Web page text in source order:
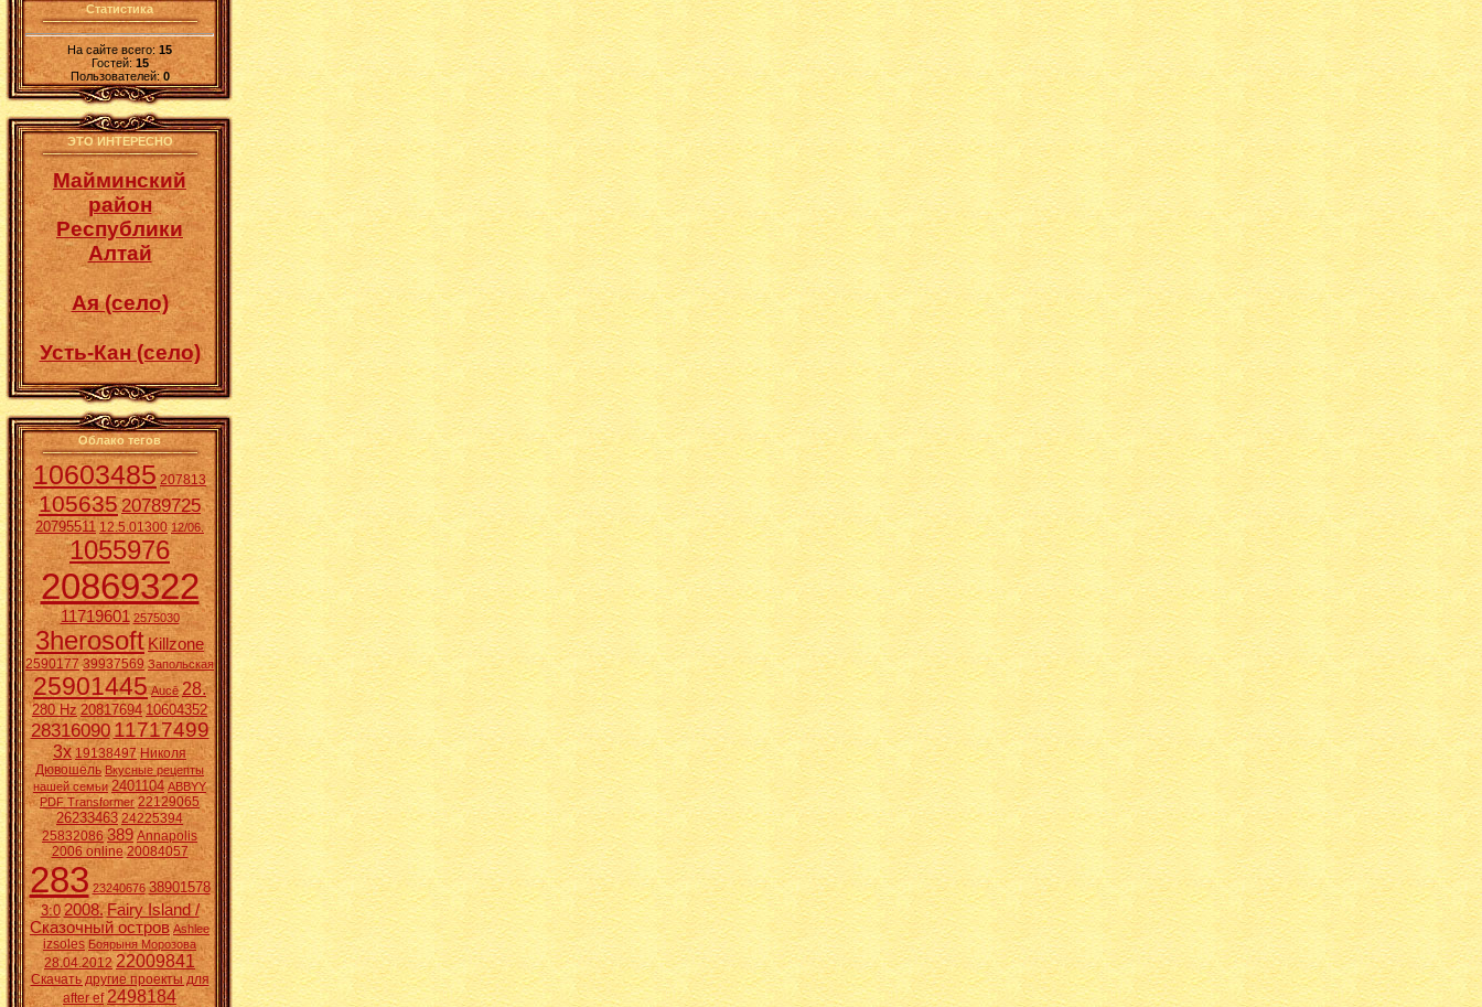
Статистика
На сайте всего:15
Гостей: 15
Пользователей: 0
ЭТО ИНТЕРЕСНО
Майминский
район
Республики
Алтай
Ая (село)
Усть-Кан (село)
Облако тегов
10603485 207813
10563520789725
20795511 12.5.01300 12/06.
1055976
20869322
11719601 2575030
3herosoft Killzone
2590177 39937569 Запольская
25901445 Aucē 28.
280 Hz 20817694 10604352
2831609011717499
3x 19138497 Николя
Дювошель Вкусные рецепты
нашей семьи 2401104 ABBYY
PDF Transformer 22129065
26233463 24225394
25832086 389 Annapolis
2006 online 20084057
283 23240676 38901578
3:0 2008. Fairy Island /
Сказочный остров Ashlee
izsoles Боярыня Морозова
28.04.2012 22009841
Скачать другие проекты для
after ef 2498184